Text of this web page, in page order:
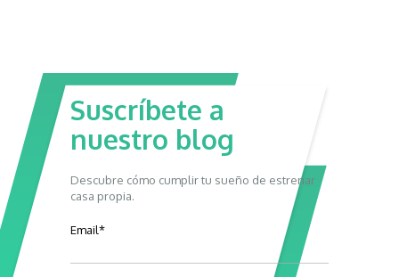
Suscríbete a
nuestro blog
Descubre cómo cumplir tu sueño de estrenar
casa propia.
Email*